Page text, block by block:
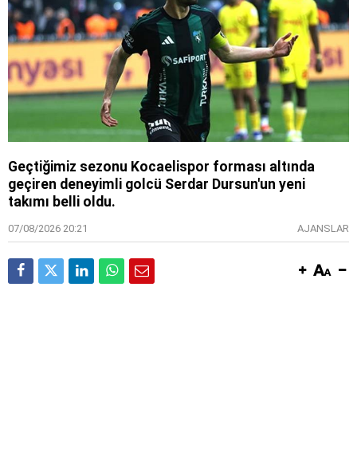
Geçtiğimiz sezonu Kocaelispor forması altında
geçiren deneyimli golcü Serdar Dursun'un yeni
takımı belli oldu.
07/08/2026 20:21 AJANSLAR